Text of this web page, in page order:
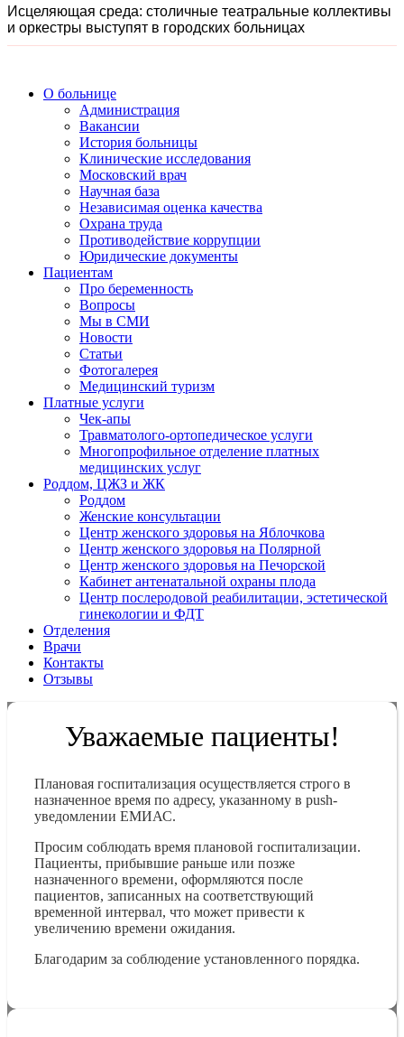
Исцеляющая среда: столичные театральные коллективы
и оркестры выступят в городских больницах
О больнице
Администрация
Вакансии
История больницы
Клинические исследования
Московский врач
Научная база
Независимая оценка качества
Охрана труда
Противодействие коррупции
Юридические документы
Пациентам
Про беременность
Вопросы
Мы в СМИ
Новости
Статьи
Фотогалерея
Медицинский туризм
Платные услуги
Чек-апы
Травматолого-ортопедическое услуги
Многопрофильное отделение платных
медицинских услуг
Роддом, ЦЖЗ и ЖК
Роддом
Женские консультации
Центр женского здоровья на Яблочкова
Центр женского здоровья на Полярной
Центр женского здоровья на Печорской
Кабинет антенатальной охраны плода
Центр послеродовой реабилитации, эстетической
гинекологии и ФДТ
Отделения
Врачи
Контакты
Отзывы
Уважаемые пациенты!
Плановая госпитализация осуществляется строго в
назначенное время по адресу, указанному в push-
уведомлении ЕМИАС.
Просим соблюдать время плановой госпитализации.
Пациенты, прибывшие раньше или позже
назначенного времени, оформляются после
пациентов, записанных на соответствующий
временной интервал, что может привести к
увеличению времени ожидания.
Благодарим за соблюдение установленного порядка.